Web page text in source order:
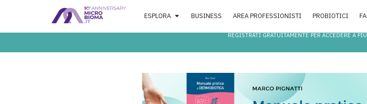
ESPLORA BUSINESS AREA PROFESSIONISTI PROBIOTICI
REGISTRATI GRATUITAMENTE PER ACCEDERE A